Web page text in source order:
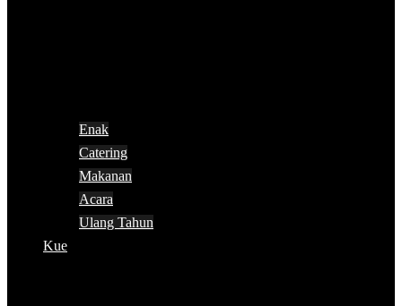
Enak
Catering
Makanan
Acara
Ulang Tahun
Kue